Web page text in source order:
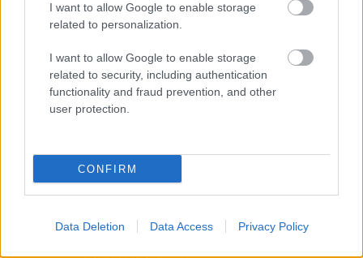
I want to allow Google to enable storage
related to personalization.
I want to allow Google to enable storage
related to security, including authentication
functionality and fraud prevention, and other
user protection.
CONFIRM
Data Deletion Data Access Privacy Policy
ELŐZŐ MÉRKŐZÉSEK
Támogatás